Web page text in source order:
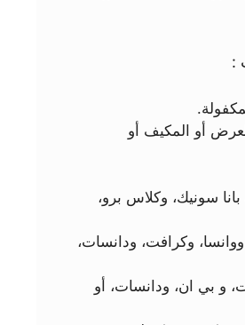
:
أو المكيف أو
سونيك، وكلاس برو،
وكرافت، ودانسات،
و بي ان، ودانسات، أو